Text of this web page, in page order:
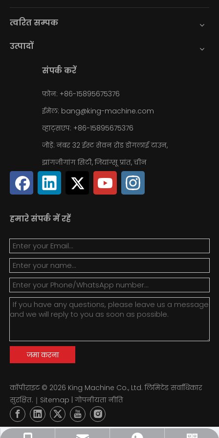
त्वरित सम्पक
उत्पादों
संपर्क करें
फ़ोन: +86-15895675376
ईमेल: bang@king-machine.com
व्हाट्सएप: +86-15895675376
जोड़ें: नंबर 32 ईस्ट सेवन रोड डोंगलाई टाउन,
झांगजीगांग सिटी, जियांग्सू प्रांत, चीन
हमारे संपर्क में रहें
जमा करना
कॉपीराइट © 2026 King Machine Co., Ltd. लिमिटेड सर्वाधिकार
सुरक्षित.｜ Sitemap गोपनीयता नीति